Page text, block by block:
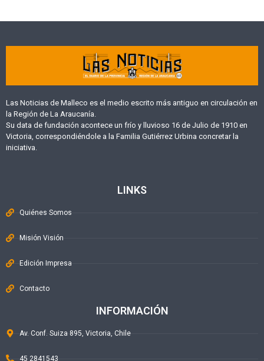
Las Noticias de Malleco es el medio escrito más antiguo en circulación en
la Región de La Araucanía.
Su data de fundación acontece un frío y lluvioso 16 de Julio de 1910 en
Victoria, correspondiéndole a la Familia Gutiérrez Urbina concretar la
iniciativa.
LINKS
Quiénes Somos
Misión Visión
Edición Impresa
Contacto
INFORMACIÓN
Av. Conf. Suiza 895, Victoria, Chile
45 2841543